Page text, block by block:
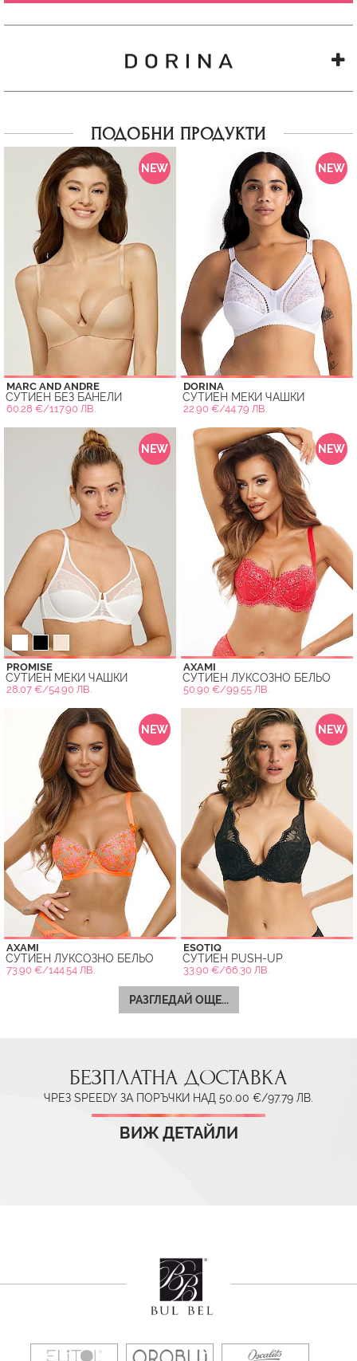
ПОДОБНИ ПРОДУКТИ
NEW
MARC AND ANDRE
СУТИЕН БЕЗ БАНЕЛИ
60.28 €/117.90 ЛВ.
NEW
DORINA
СУТИЕН МЕКИ ЧАШКИ
22.90 €/44.79 ЛВ.
NEW
PROMISE
СУТИЕН МЕКИ ЧАШКИ
28.07 €/54.90 ЛВ.
NEW
AXAMI
СУТИЕН ЛУКСОЗНО БЕЛЬО
50.90 €/99.55 ЛВ.
NEW
AXAMI
СУТИЕН ЛУКСОЗНО БЕЛЬО
73.90 €/144.54 ЛВ.
NEW
ESOTIQ
СУТИЕН PUSH-UP
33.90 €/66.30 ЛВ.
РАЗГЛЕДАЙ ОЩЕ...
БЕЗПЛАТНА ДОСТАВКА
ЧРЕЗ SPEEDY ЗА ПОРЪЧКИ НАД 50.00 €/97.79 ЛВ.
ВИЖ ДЕТАЙЛИ